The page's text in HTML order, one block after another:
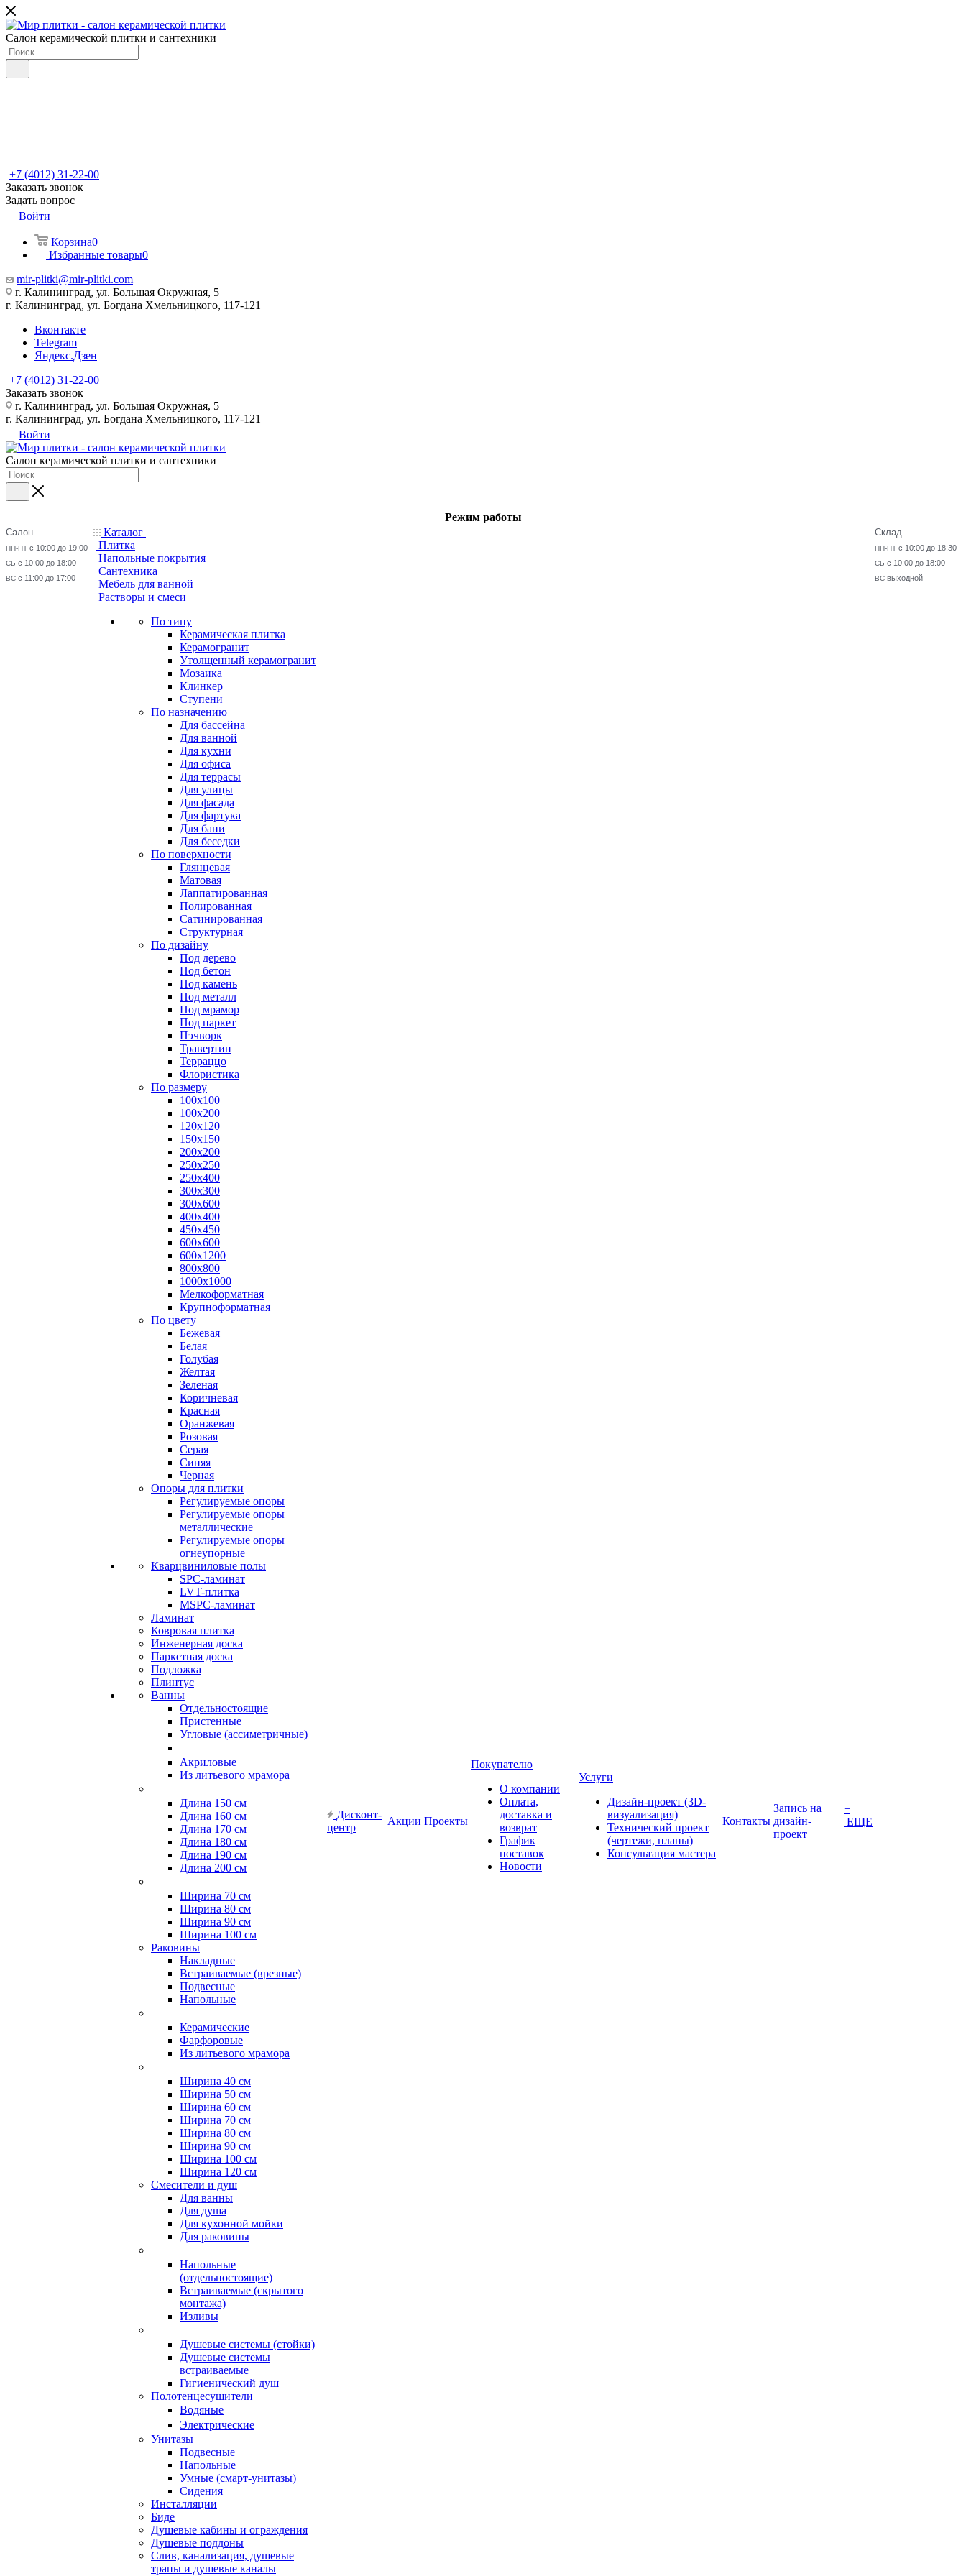
Салон керамической плитки и сантехники
+7 (4012) 31-22-00
Заказать звонок
Задать вопрос
Войти
Корзина0
Избранные товары0
mir-plitki@mir-plitki.com
г. Калининград, ул. Большая Окружная, 5
г. Калининград, ул. Богдана Хмельницкого, 117-121
Вконтакте
Telegram
Яндекс.Дзен
+7 (4012) 31-22-00
Заказать звонок
г. Калининград, ул. Большая Окружная, 5
г. Калининград, ул. Богдана Хмельницкого, 117-121
Войти
Салон керамической плитки и сантехники
Режим работы
Салон
ПН-ПТ с 10:00 до 19:00
СБ с 10:00 до 18:00
ВС с 11:00 до 17:00
Склад
ПН-ПТ с 10:00 до 18:30
СБ с 10:00 до 18:00
ВС выходной
Каталог
Плитка
Напольные покрытия
Сантехника
Мебель для ванной
Растворы и смеси
По типу
Керамическая плитка
Керамогранит
Утолщенный керамогранит
Мозаика
Клинкер
Ступени
По назначению
Для бассейна
Для ванной
Для кухни
Для офиса
Для террасы
Для улицы
Для фасада
Для фартука
Для бани
Для беседки
По поверхности
Глянцевая
Матовая
Лаппатированная
Полированная
Сатинированная
Структурная
По дизайну
Под дерево
Под бетон
Под камень
Под металл
Под мрамор
Под паркет
Пэчворк
Травертин
Терраццо
Флористика
По размеру
100х100
100х200
120х120
150х150
200х200
250х250
250х400
300х300
300х600
400х400
450х450
600х600
600х1200
800х800
1000х1000
Мелкоформатная
Крупноформатная
По цвету
Бежевая
Белая
Голубая
Желтая
Зеленая
Коричневая
Красная
Оранжевая
Розовая
Серая
Синяя
Черная
Опоры для плитки
Регулируемые опоры
Регулируемые опоры
металлические
Регулируемые опоры
огнеупорные
Кварцвиниловые полы
SPC-ламинат
LVT-плитка
MSPC-ламинат
Ламинат
Ковровая плитка
Инженерная доска
Паркетная доска
Подложка
Плинтус
Ванны
Отдельностоящие
Пристенные
Угловые (ассиметричные)
Акриловые
Из литьевого мрамора
Длина 150 см
Длина 160 см
Длина 170 см
Длина 180 см
Длина 190 см
Длина 200 см
Ширина 70 см
Ширина 80 см
Ширина 90 см
Ширина 100 см
Раковины
Накладные
Встраиваемые (врезные)
Подвесные
Напольные
Керамические
Фарфоровые
Из литьевого мрамора
Ширина 40 см
Ширина 50 см
Ширина 60 см
Ширина 70 см
Ширина 80 см
Ширина 90 см
Ширина 100 см
Ширина 120 см
Смесители и душ
Для ванны
Для душа
Для кухонной мойки
Для раковины
Напольные
(отдельностоящие)
Встраиваемые (скрытого
монтажа)
Изливы
Душевые системы (стойки)
Душевые системы
встраиваемые
Гигиенический душ
Полотенцесушители
ㅤВодяные
ㅤЭлектрические
Унитазы
Подвесные
Напольные
Умные (смарт-унитазы)
Сидения
Инсталляции
Биде
Душевые кабины и ограждения
Душевые поддоны
Слив, канализация, душевые
трапы и душевые каналы
Дисконт-
центр
Акции Проекты
Покупателю
О компании
Оплата,
доставка и
возврат
График
поставок
Новости
Услуги
Дизайн-проект (3D-
визуализация)
Технический проект
(чертежи, планы)
Консультация мастера
Контакты
Запись на
дизайн-
проект
+
ЕЩЕ